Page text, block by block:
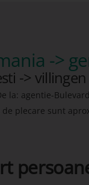
->
-> villingen
la: agentie-
de plecare sunt